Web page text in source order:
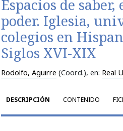
Espacios de saber,
poder. Iglesia,
colegios en
Siglos XVI-XIX
Rodolfo, Aguirre (Coord.), en: Real
DESCRIPCIÓN CONTENIDO